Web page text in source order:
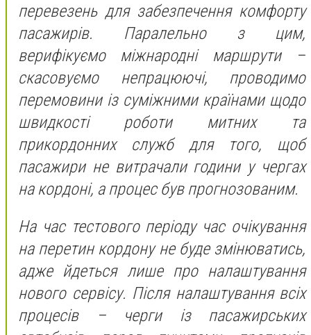
перевезень для забезпечення комфорту
пасажирів. Паралельно з цим,
верифікуємо міжнародні маршрути –
скасовуємо непрацюючі, проводимо
перемовини із суміжними країнами щодо
швидкості роботи митних та
прикордонних служб для того, щоб
пасажири не витрачали години у чергах
на кордоні, а процес був прогнозованим.
На час тестового періоду час очікування
на перетин кордону не буде змінюватись,
адже йдеться лише про налаштування
нового сервісу. Після налаштування всіх
процесів – черги із пасажирських